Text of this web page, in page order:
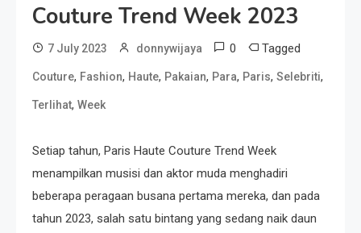
Couture Trend Week 2023
7 July 2023 donnywijaya 0 Tagged
Couture, Fashion, Haute, Pakaian, Para, Paris, Selebriti,
Terlihat, Week
Setiap tahun, Paris Haute Couture Trend Week
menampilkan musisi dan aktor muda menghadiri
beberapa peragaan busana pertama mereka, dan pada
tahun 2023, salah satu bintang yang sedang naik daun